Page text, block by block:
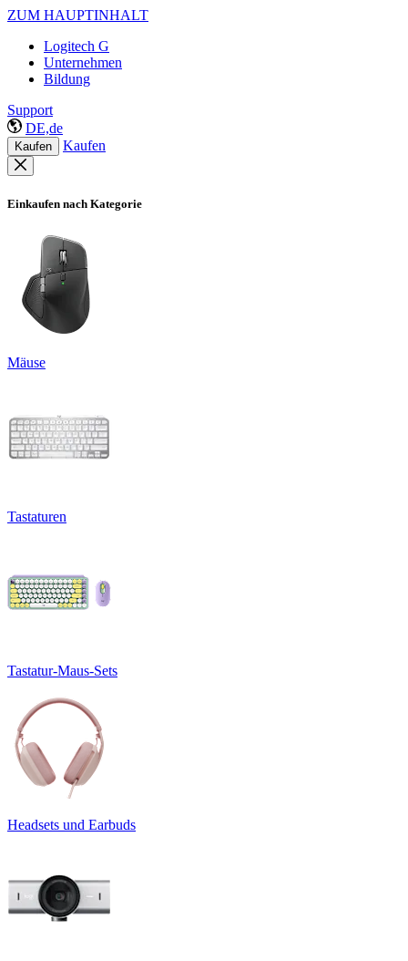
ZUM HAUPTINHALT
Logitech G
Unternehmen
Bildung
Support
DE,de
Kaufen Kaufen
Einkaufen nach Kategorie
Mäuse
Tastaturen
Tastatur-Maus-Sets
Headsets und Earbuds